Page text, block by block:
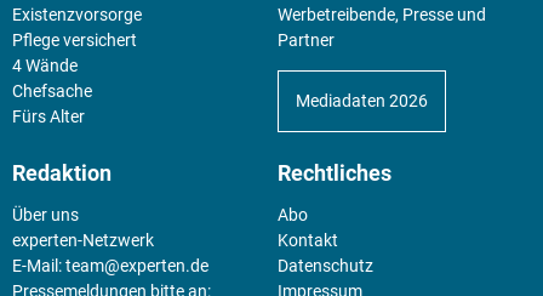
Existenz­vorsorge
Pflege versichert
4 Wände
Chefsache
Fürs Alter
Werbetreibende, Presse und
Partner
Mediadaten 2026
Redaktion
Über uns
experten-Netzwerk
E-Mail:team@experten.de
Pressemeldungen bitte an:
Rechtliches
Abo
Kontakt
Datenschutz
Impressum